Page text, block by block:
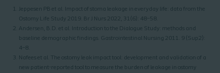
Jeppesen PB et al. Impact of stoma leakage in everyday life: data from the
Ostomy Life Study 2019. Br J Nurs 2022, 31(6): 48–58.
Andersen, B.D. et al. Introduction to the Dialogue Study: methods and
baseline demographic findings. Gastrointestinal Nursing 2011. 9 (Sup2):
4–8.
Nafees et al. The ostomy leak impact tool: development and validation of a
new patient-reported tool to measure the burden of leakage in ostomy